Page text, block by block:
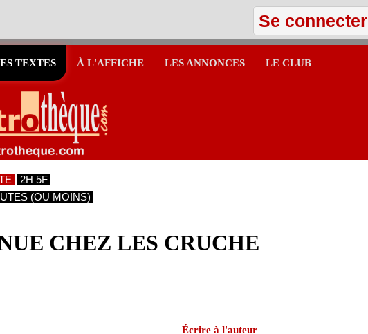
Se connecter
TEXTES À L'AFFICHE LES ANNONCES LE CLUB
2H 5F
(OU MOINS)
CHEZ LES CRUCHE
Écrire à l'auteur